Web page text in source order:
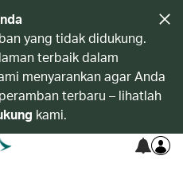
yang tidak didukung.
terbaik dalam
menyarankan agar Anda
terbaru – lihatlah
kami.